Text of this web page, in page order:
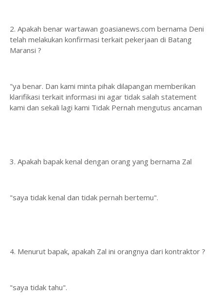
2. Apakah benar wartawan goasianews.com bernama Deni
telah melakukan konfirmasi terkait pekerjaan di Batang
Maransi ?
"ya benar. Dan kami minta pihak dilapangan memberikan
klarifikasi terkait informasi ini agar tidak salah statement
kami dan sekali lagi kami Tidak Pernah mengutus ancaman
3. Apakah bapak kenal dengan orang yang bernama Zal
"saya tidak kenal dan tidak pernah bertemu".
4. Menurut bapak, apakah Zal ini orangnya dari kontraktor ?
"saya tidak tahu".